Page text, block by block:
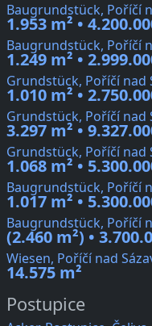
Baugrundstück, Poříčí
1.953 m² •
Baugrundstück, Poříčí
1.249 m² •
Grundstück, Poříčí nad
1.010 m² •
Grundstück, Poříčí nad
3.297 m² •
Grundstück, Poříčí nad
1.068 m² •
Baugrundstück, Poříčí
1.017 m² •
Baugrundstück, Poříčí
(2.460 m²) •
Wiesen, Poříčí nad
14.575 m²
Postupice